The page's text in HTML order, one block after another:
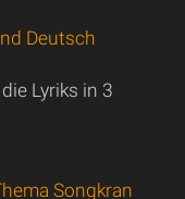
Deutsch
Lyriks in 3
Songkran